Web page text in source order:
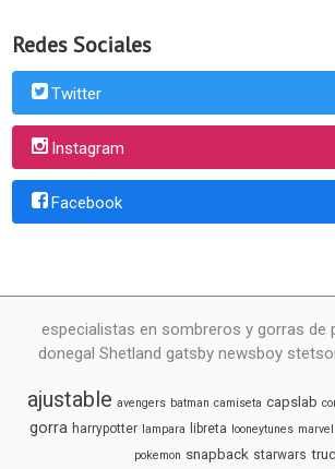
Redes Sociales
Twitter
Instagram
Facebook
especialistas en sombreros y gorras de
donegal Shetland gatsby newsboy
ajustable avengers batman camiseta capslab
gorra harrypotter lampara libreta looneytunes marvel
pokemon snapback starwars